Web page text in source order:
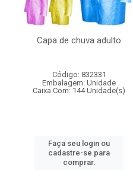
Capa de chuva adulto
Código: 832331
Embalagem: Unidade
Caixa Com: 144 Unidade(s)
Faça seu login ou
cadastre-se para
comprar.